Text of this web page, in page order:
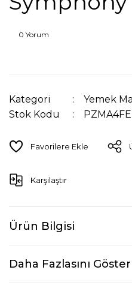
0 Yorum
Kategori Yemek
Stok Kodu
Karşılaştır
Ürün Bilgisi
Daha Fazlasını Göster